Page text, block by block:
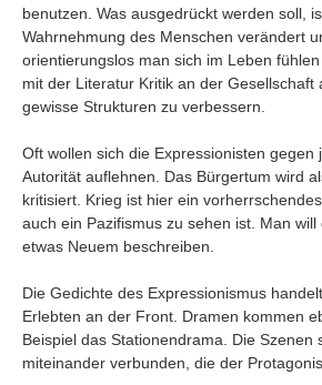
benutzen. Was ausgedrückt werden soll,
Wahrnehmung des Menschen verändert
orientierungslos man sich im Leben
mit der Literatur Kritik an der Gesellschaft
gewisse Strukturen zu verbessern.
Oft wollen sich die Expressionisten gegen
Autorität auflehnen. Das Bürgertum wird
kritisiert. Krieg ist hier ein
auch ein Pazifismus zu sehen ist. Man will
etwas Neuem beschreiben.
Die Gedichte des Expressionismus
Erlebten an der Front. Dramen kommen
Beispiel das Stationendrama. Die Szenen
miteinander verbunden, die der